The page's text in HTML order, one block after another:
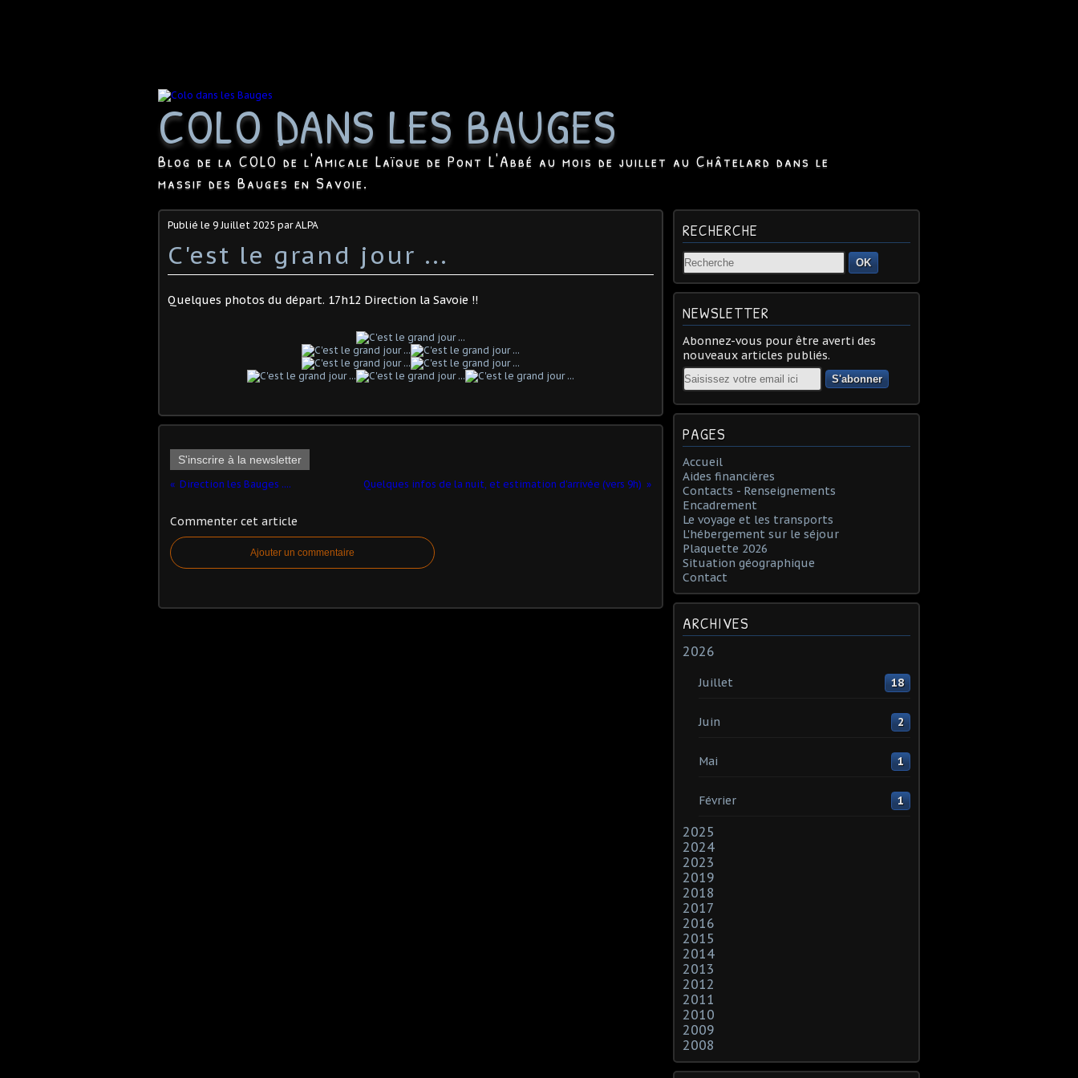
COLO DANS LES BAUGES
Blog de la COLO de l'Amicale Laïque de Pont L'Abbé au mois de juillet au Châtelard dans le
massif des Bauges en Savoie.
Publié le 9 Juillet 2025 par ALPA
C'est le grand jour ...
Quelques photos du départ. 17h12 Direction la Savoie !!
S'inscrire à la newsletter
Direction les Bauges .... Quelques infos de la nuit, et estimation d'arrivée (vers 9h)
Commenter cet article
Ajouter un commentaire
RECHERCHE
OK
NEWSLETTER
Abonnez-vous pour être averti des
nouveaux articles publiés.
Email
PAGES
Accueil
Aides financières
Contacts - Renseignements
Encadrement
Le voyage et les transports
L'hébergement sur le séjour
Plaquette 2026
Situation géographique
Contact
ARCHIVES
2026
Juillet 18
Juin 2
Mai 1
Février 1
2025
2024
2023
2019
2018
2017
2016
2015
2014
2013
2012
2011
2010
2009
2008